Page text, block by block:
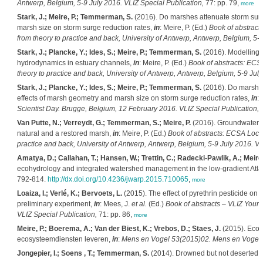
Antwerp, Belgium, 5-9 July 2016. VLIZ Special Publication, 77: pp. 79, more
Stark, J.; Meire, P.; Temmerman, S.(2016). Do marshes attenuate storm
marsh size on storm surge reduction rates, in: Meire, P. (Ed.) Book of
from theory to practice and back, University of Antwerp, Antwerp, Belgium,
Stark, J.; Plancke, Y.; Ides, S.; Meire, P.; Temmerman, S.(2016). Modelling
hydrodynamics in estuary channels, in: Meire, P. (Ed.) Book of abstracts:
theory to practice and back, University of Antwerp, Antwerp, Belgium, 5-9
Stark, J.; Plancke, Y.; Ides, S.; Meire, P.; Temmerman, S.(2016). Do
effects of marsh geometry and marsh size on storm surge reduction rates, in:
Scientist Day. Brugge, Belgium, 12 February 2016. VLIZ Special Publication,
Van Putte, N.; Verreydt, G.; Temmerman, S.; Meire, P.(2016). Groundwater
natural and a restored marsh, in: Meire, P. (Ed.) Book of abstracts: ECSA
practice and back, University of Antwerp, Antwerp, Belgium, 5-9 July 2016.
Amatya, D.; Callahan, T.; Hansen, W.; Trettin, C.; Radecki-Pawlik, A.;
ecohydrology and integrated watershed management in the low-gradient
792-814. http://dx.doi.org/10.4236/jwarp.2015.710065, more
Loaiza, I.; Verlé, K.; Bervoets, L.(2015). The effect of pyrethrin pesticide on
preliminary experiment, in: Mees, J. et al. (Ed.) Book of abstracts – VLIZ
VLIZ Special Publication, 71: pp. 86, more
Meire, P.; Boerema, A.; Van der Biest, K.; Vrebos, D.; Staes, J.(2015).
ecosysteemdiensten leveren, in: Mens en Vogel 53(2015)02. Mens en Vogel,
Jongepier, I.; Soens , T.; Temmerman, S.(2014). Drowned but not deserted.